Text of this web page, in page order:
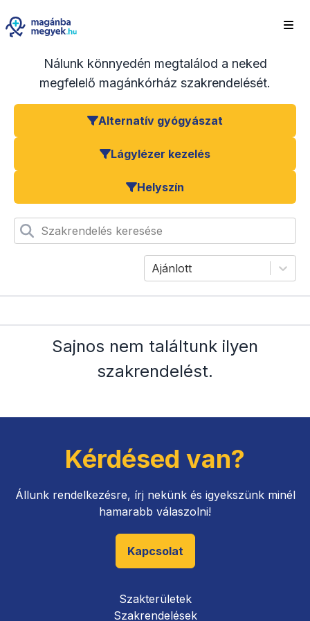
Nálunk könnyedén megtalálod a neked
megfelelő magánkórház szakrendelését.
Alternatív gyógyászat
Lágylézer kezelés
Helyszín
Szakrendelés keresése
Ajánlott
Sajnos nem találtunk ilyen
szakrendelést.
Kérdésed van?
Állunk rendelkezésre, írj nekünk és igyekszünk minél
hamarabb válaszolni!
Kapcsolat
Szakterületek
Szakrendelések